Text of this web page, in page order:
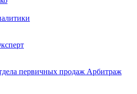
первичных продаж Арбитраж